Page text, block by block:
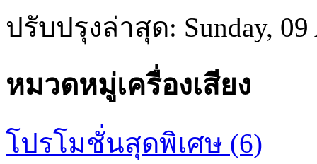
ปรับปรุงล่าสุด: Sunday, 09
หมวดหมู่เครื่องเสียง
โปรโมชั่นสุดพิเศษ (6)